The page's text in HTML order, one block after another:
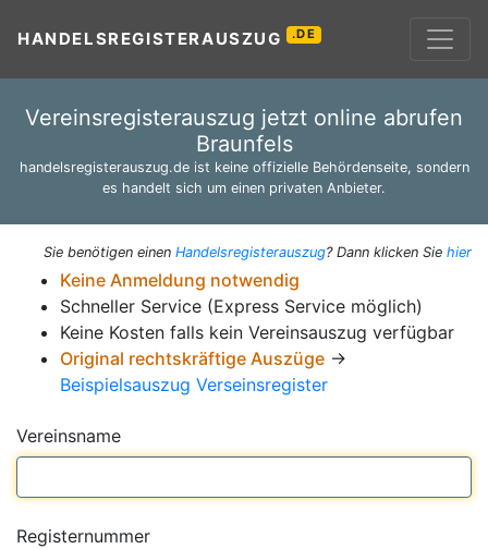
HANDELSREGISTERAUSZUG .DE
Vereinsregisterauszug jetzt online abrufen
Braunfels
handelsregisterauszug.de ist keine offizielle Behördenseite, sondern
es handelt sich um einen privaten Anbieter.
Sie benötigen einen Handelsregisterauszug? Dann klicken Sie hier
Keine Anmeldung notwendig
Schneller Service (Express Service möglich)
Keine Kosten falls kein Vereinsauszug verfügbar
Original rechtskräftige Auszüge →
Beispielsauszug Verseinsregister
Vereinsname
Registernummer